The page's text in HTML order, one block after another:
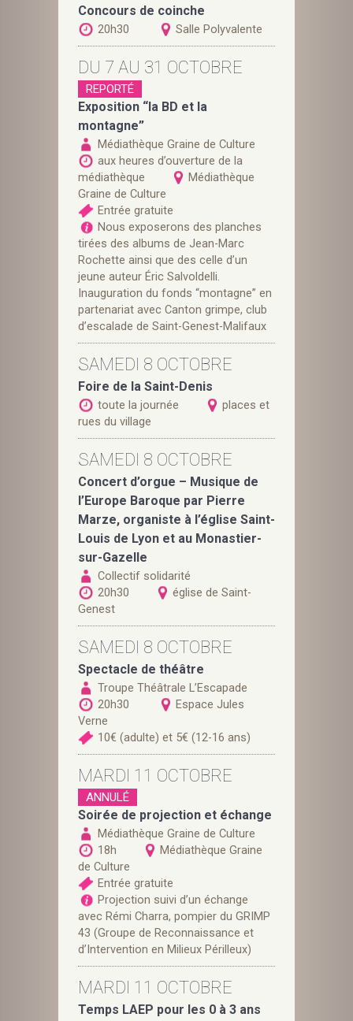
Concours de coinche
20h30 Salle Polyvalente
DU 7 AU 31 OCTOBRE
REPORTÉ
Exposition “la BD et la
montagne”
Médiathèque Graine de Culture
aux heures d’ouverture de la
médiathèque
Médiathèque
Graine de Culture
Entrée gratuite
Nous exposerons des planches
tirées des albums de Jean-Marc
Rochette ainsi que des celle d’un
jeune auteur Éric Salvoldelli.
Inauguration du fonds “montagne” en
partenariat avec Canton grimpe, club
d’escalade de Saint-Genest-Malifaux
SAMEDI 8 OCTOBRE
Foire de la Saint-Denis
toute la journée
places et
rues du village
SAMEDI 8 OCTOBRE
Concert d’orgue – Musique de
l’Europe Baroque par Pierre
Marze, organiste à l’église Saint-
Louis de Lyon et au Monastier-
sur-Gazelle
Collectif solidarité
20h30
église de Saint-
Genest
SAMEDI 8 OCTOBRE
Spectacle de théâtre
Troupe Théâtrale L’Escapade
20h30
Espace Jules
Verne
10€ (adulte) et 5€ (12-16 ans)
MARDI 11 OCTOBRE
ANNULÉ
Soirée de projection et échange
Médiathèque Graine de Culture
18h
Médiathèque Graine
de Culture
Entrée gratuite
Projection suivi d’un échange
avec Rémi Charra, pompier du GRIMP
43 (Groupe de Reconnaissance et
d’Intervention en Milieux Périlleux)
MARDI 11 OCTOBRE
Temps LAEP pour les 0 à 3 ans